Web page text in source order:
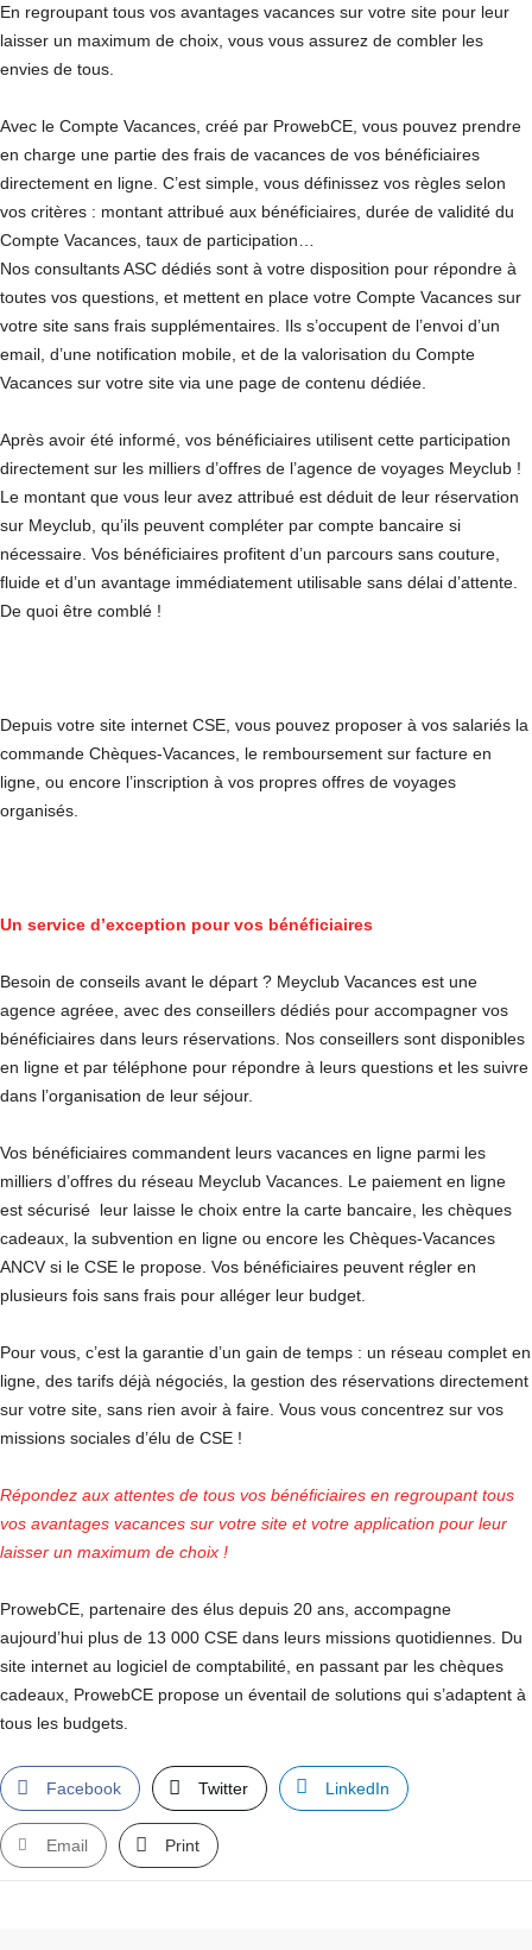
En regroupant tous vos avantages vacances sur votre site pour leur
laisser un maximum de choix, vous vous assurez de combler les
envies de tous.
Avec le Compte Vacances, créé par ProwebCE, vous pouvez prendre
en charge une partie des frais de vacances de vos bénéficiaires
directement en ligne. C’est simple, vous définissez vos règles selon
vos critères : montant attribué aux bénéficiaires, durée de validité du
Compte Vacances, taux de participation…
Nos consultants ASC dédiés sont à votre disposition pour répondre à
toutes vos questions, et mettent en place votre Compte Vacances sur
votre site sans frais supplémentaires. Ils s’occupent de l’envoi d’un
email, d’une notification mobile, et de la valorisation du Compte
Vacances sur votre site via une page de contenu dédiée.
Après avoir été informé, vos bénéficiaires utilisent cette participation
directement sur les milliers d’offres de l’agence de voyages Meyclub !
Le montant que vous leur avez attribué est déduit de leur réservation
sur Meyclub, qu’ils peuvent compléter par compte bancaire si
nécessaire. Vos bénéficiaires profitent d’un parcours sans couture,
fluide et d’un avantage immédiatement utilisable sans délai d’attente.
De quoi être comblé !
Depuis votre site internet CSE, vous pouvez proposer à vos salariés la
commande Chèques-Vacances, le remboursement sur facture en
ligne, ou encore l’inscription à vos propres offres de voyages
organisés.
Un service d’exception pour vos bénéficiaires
Besoin de conseils avant le départ ? Meyclub Vacances est une
agence agréee, avec des conseillers dédiés pour accompagner vos
bénéficiaires dans leurs réservations. Nos conseillers sont disponibles
en ligne et par téléphone pour répondre à leurs questions et les suivre
dans l’organisation de leur séjour.
Vos bénéficiaires commandent leurs vacances en ligne parmi les
milliers d’offres du réseau Meyclub Vacances. Le paiement en ligne
est sécurisé leur laisse le choix entre la carte bancaire, les chèques
cadeaux, la subvention en ligne ou encore les Chèques-Vacances
ANCV si le CSE le propose. Vos bénéficiaires peuvent régler en
plusieurs fois sans frais pour alléger leur budget.
Pour vous, c’est la garantie d’un gain de temps : un réseau complet en
ligne, des tarifs déjà négociés, la gestion des réservations directement
sur votre site, sans rien avoir à faire. Vous vous concentrez sur vos
missions sociales d’élu de CSE !
Répondez aux attentes de tous vos bénéficiaires en regroupant tous
vos avantages vacances sur votre site et votre application pour leur
laisser un maximum de choix !
ProwebCE, partenaire des élus depuis 20 ans, accompagne
aujourd’hui plus de 13 000 CSE dans leurs missions quotidiennes. Du
site internet au logiciel de comptabilité, en passant par les chèques
cadeaux, ProwebCE propose un éventail de solutions qui s’adaptent à
tous les budgets.
Facebook Twitter LinkedIn
Email Print